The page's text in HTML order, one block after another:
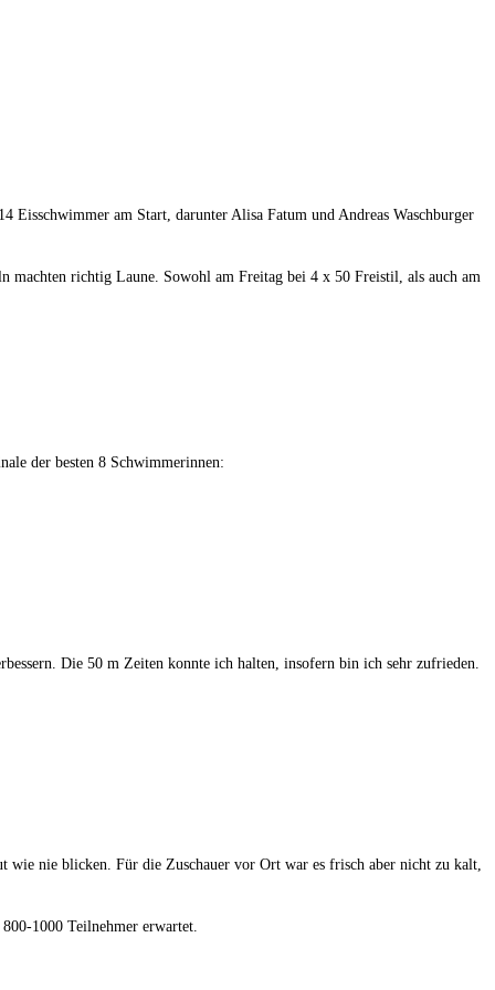
Eisschwimmer am Start, darunter Alisa Fatum und Andreas Waschburger
machten richtig Laune. Sowohl am Freitag bei 4 x 50 Freistil, als auch am
der besten 8 Schwimmerinnen:
Die 50 m Zeiten konnte ich halten, insofern bin ich sehr zufrieden.
wie nie blicken. Für die Zuschauer vor Ort war es frisch aber nicht zu kalt,
1000 Teilnehmer erwartet.